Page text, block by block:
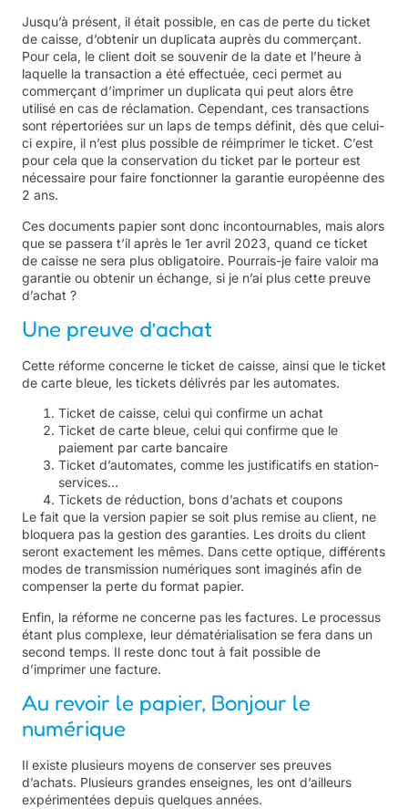
Jusqu’à présent, il était possible, en cas de perte du ticket
de caisse, d’obtenir un duplicata auprès du commerçant.
Pour cela, le client doit se souvenir de la date et l’heure à
laquelle la transaction a été effectuée, ceci permet au
commerçant d’imprimer un duplicata qui peut alors être
utilisé en cas de réclamation. Cependant, ces transactions
sont répertoriées sur un laps de temps définit, dès que celui-
ci expire, il n’est plus possible de réimprimer le ticket. C’est
pour cela que la conservation du ticket par le porteur est
nécessaire pour faire fonctionner la garantie européenne des
2 ans.
Ces documents papier sont donc incontournables, mais alors
que se passera t’il après le 1er avril 2023, quand ce ticket
de caisse ne sera plus obligatoire. Pourrais-je faire valoir ma
garantie ou obtenir un échange, si je n’ai plus cette preuve
d’achat ?
Une preuve d’achat
Cette réforme concerne le ticket de caisse, ainsi que le ticket
de carte bleue, les tickets délivrés par les automates.
Ticket de caisse, celui qui confirme un achat
Ticket de carte bleue, celui qui confirme que le
paiement par carte bancaire
Ticket d’automates, comme les justificatifs en station-
services…
Tickets de réduction, bons d’achats et coupons
Le fait que la version papier se soit plus remise au client, ne
bloquera pas la gestion des garanties. Les droits du client
seront exactement les mêmes. Dans cette optique, différents
modes de transmission numériques sont imaginés afin de
compenser la perte du format papier.
Enfin, la réforme ne concerne pas les factures. Le processus
étant plus complexe, leur dématérialisation se fera dans un
second temps. Il reste donc tout à fait possible de
d’imprimer une facture.
Au revoir le papier, Bonjour le
numérique
Il existe plusieurs moyens de conserver ses preuves
d’achats. Plusieurs grandes enseignes, les ont d’ailleurs
expérimentées depuis quelques années.